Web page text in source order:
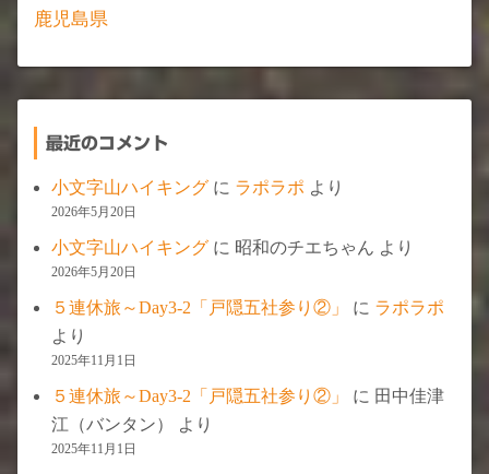
鹿児島県
最近のコメント
小文字山ハイキング に ラポラポ より
2026年5月20日
小文字山ハイキング に 昭和のチエちゃん より
2026年5月20日
５連休旅～Day3-2「戸隠五社参り②」 に ラポラポ
より
2025年11月1日
５連休旅～Day3-2「戸隠五社参り②」 に 田中佳津
江（バンタン）
より
2025年11月1日